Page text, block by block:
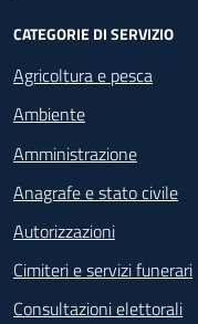
CATEGORIE DI SERVIZIO
Agricoltura e pesca
Ambiente
Amministrazione
Anagrafe e stato civile
Autorizzazioni
Cimiteri e servizi funerari
Consultazioni elettorali